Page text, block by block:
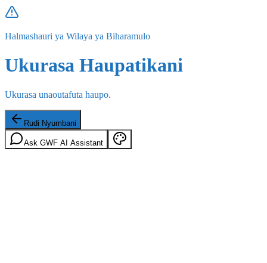
Halmashauri ya Wilaya ya Biharamulo
Ukurasa Haupatikani
Ukurasa unaoutafuta haupo.
Rudi Nyumbani
Ask GWF AI Assistant